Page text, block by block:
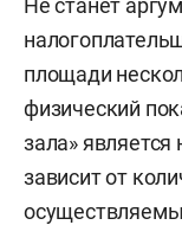
Не станет
площади
физический
зала»
зависит от